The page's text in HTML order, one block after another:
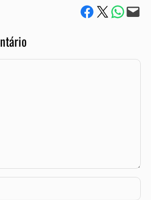
Compartilhe no Facebook
Compartilhe no Twitter
Compartile via
Envie via e-mail